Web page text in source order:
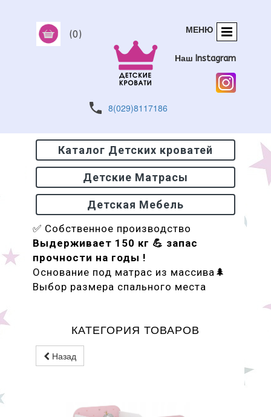
(0)
8(029)8117186
Наш Instagram
МЕНЮ
Детские Матрасы
Детская Мебель
Каталог Детских кроватей
✅ Собственное производство
Выдерживает 150 кг 💪 запас
прочности на годы !
Основание под матрас из массива🌲
Выбор размера спального места
КАТЕГОРИЯ ТОВАРОВ
Назад